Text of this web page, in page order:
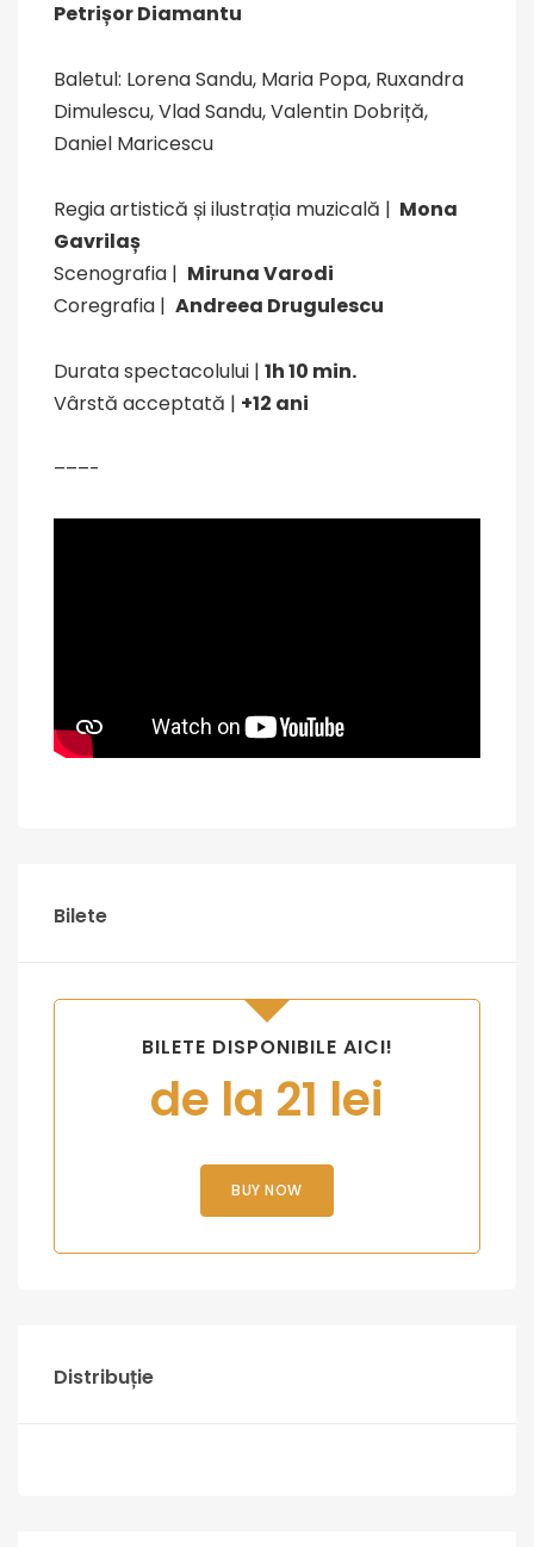
Petrișor Diamantu
Baletul: Lorena Sandu, Maria Popa, Ruxandra
Dimulescu, Vlad Sandu, Valentin Dobriță,
Daniel Maricescu
Regia artistică și ilustrația muzicală | Mona
Gavrilaș
Scenografia | Miruna Varodi
Coregrafia | Andreea Drugulescu
Durata spectacolului | 1h 10 min.
Vârstă acceptată | +12 ani
–––-
Bilete
BILETE DISPONIBILE AICI!
de la 21 lei
BUY NOW
Distribuție